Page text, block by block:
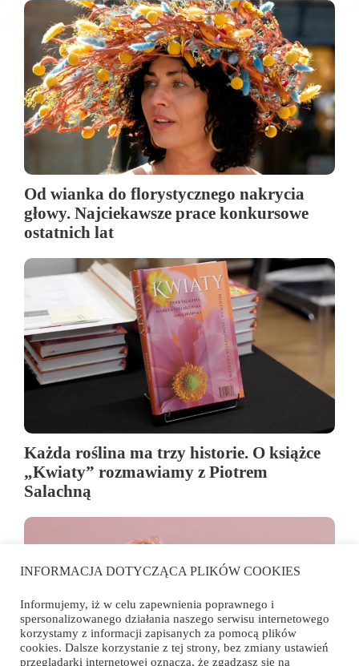
Od wianka do florystycznego nakrycia
głowy. Najciekawsze prace konkursowe
ostatnich lat
Każda roślina ma trzy historie. O książce
„Kwiaty” rozmawiamy z Piotrem
Salachną
INFORMACJA DOTYCZĄCA PLIKÓW COOKIES
Informujemy, iż w celu zapewnienia poprawnego i
spersonalizowanego działania naszego serwisu internetowego
korzystamy z informacji zapisanych za pomocą plików
cookies. Dalsze korzystanie z tej strony, bez zmiany ustawień
przeglądarki internetowej oznacza, że zgadzasz się na